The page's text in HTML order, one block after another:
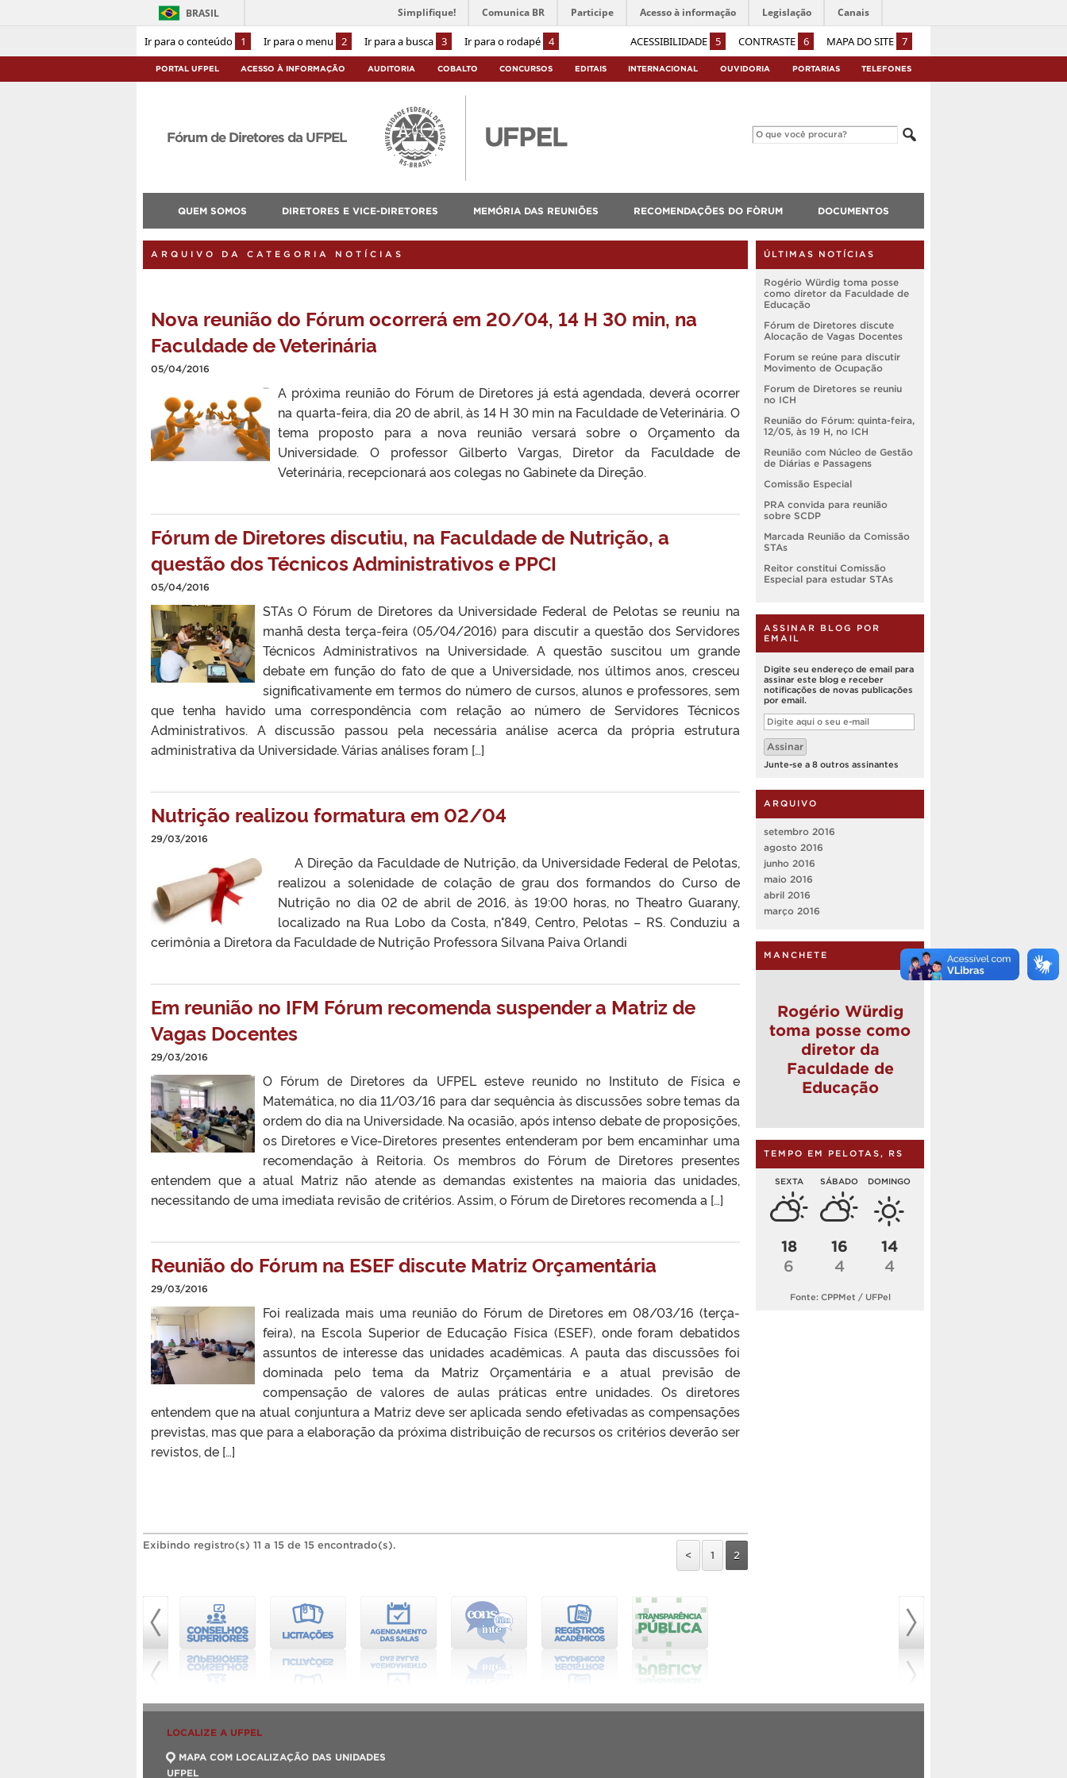
Ir para o conteúdo 1 Ir para o menu 2 Ir para a busca 3 Ir para o rodapé 4 ACESSIBILIDADE 5 CONTRASTE 6 MAPA DO SITE 7
BRASIL Simplifique! Comunica BR Participe Acesso à informação Legislação Canais
PORTAL UFPEL ACESSO À INFORMAÇÃO AUDITORIA COBALTO CONCURSOS EDITAIS INTERNACIONAL OUVIDORIA PORTARIAS TELEFONES
Fórum de Diretores da UFPEL
QUEM SOMOS DIRETORES E VICE-DIRETORES MEMÓRIA DAS REUNIÕES RECOMENDAÇÕES DO FÒRUM DOCUMENTOS
ARQUIVO DA CATEGORIA NOTÍCIAS
Nova reunião do Fórum ocorrerá em 20/04, 14 H 30 min, na
Faculdade de Veterinária
05/04/2016
A próxima reunião do Fórum de Diretores já está agendada, deverá ocorrer
na quarta-feira, dia 20 de abril, às 14 H 30 min na Faculdade de Veterinária. O
tema proposto para a nova reunião versará sobre o Orçamento da
Universidade. O professor Gilberto Vargas, Diretor da Faculdade de
Veterinária, recepcionará aos colegas no Gabinete da Direção.
Fórum de Diretores discutiu, na Faculdade de Nutrição, a
questão dos Técnicos Administrativos e PPCI
05/04/2016
STAs O Fórum de Diretores da Universidade Federal de Pelotas se reuniu na
manhã desta terça-feira (05/04/2016) para discutir a questão dos Servidores
Técnicos Administrativos na Universidade. A questão suscitou um grande
debate em função do fato de que a Universidade, nos últimos anos, cresceu
significativamente em termos do número de cursos, alunos e professores, sem
que tenha havido uma correspondência com relação ao número de Servidores Técnicos
Administrativos. A discussão passou pela necessária análise acerca da própria estrutura
administrativa da Universidade. Várias análises foram […]
Nutrição realizou formatura em 02/04
29/03/2016
A Direção da Faculdade de Nutrição, da Universidade Federal de Pelotas,
realizou a solenidade de colação de grau dos formandos do Curso de
Nutrição no dia 02 de abril de 2016, às 19:00 horas, no Theatro Guarany,
localizado na Rua Lobo da Costa, n°849, Centro, Pelotas – RS. Conduziu a
cerimônia a Diretora da Faculdade de Nutrição Professora Silvana Paiva Orlandi
Em reunião no IFM Fórum recomenda suspender a Matriz de
Vagas Docentes
29/03/2016
O Fórum de Diretores da UFPEL esteve reunido no Instituto de Física e
Matemática, no dia 11/03/16 para dar sequência às discussões sobre temas da
ordem do dia na Universidade. Na ocasião, após intenso debate de proposições,
os Diretores e Vice-Diretores presentes entenderam por bem encaminhar uma
recomendação à Reitoria. Os membros do Fórum de Diretores presentes
entendem que a atual Matriz não atende as demandas existentes na maioria das unidades,
necessitando de uma imediata revisão de critérios. Assim, o Fórum de Diretores recomenda a […]
Reunião do Fórum na ESEF discute Matriz Orçamentária
29/03/2016
Foi realizada mais uma reunião do Fórum de Diretores em 08/03/16 (terça-
feira), na Escola Superior de Educação Física (ESEF), onde foram debatidos
assuntos de interesse das unidades acadêmicas. A pauta das discussões foi
dominada pelo tema da Matriz Orçamentária e a atual previsão de
compensação de valores de aulas práticas entre unidades. Os diretores
entendem que na atual conjuntura a Matriz deve ser aplicada sendo efetivadas as compensações
previstas, mas que para a elaboração da próxima distribuição de recursos os critérios deverão ser
revistos, de […]
Exibindo registro(s) 11 a 15 de 15 encontrado(s).
<
1 2
ÚLTIMAS NOTÍCIAS
Rogério Würdig toma posse
como diretor da Faculdade de
Educação
Fórum de Diretores discute
Alocação de Vagas Docentes
Forum se reúne para discutir
Movimento de Ocupação
Forum de Diretores se reuniu
no ICH
Reunião do Fórum: quinta-feira,
12/05, às 19 H, no ICH
Reunião com Núcleo de Gestão
de Diárias e Passagens
Comissão Especial
PRA convida para reunião
sobre SCDP
Marcada Reunião da Comissão
STAs
Reitor constitui Comissão
Especial para estudar STAs
ASSINAR BLOG POR
EMAIL
Digite seu endereço de email para
assinar este blog e receber
notificações de novas publicações
por email.
Digite
aqui
o
seu
e-
mail
Assinar
Junte-se a 8 outros assinantes
ARQUIVO
setembro 2016
agosto 2016
junho 2016
maio 2016
abril 2016
março 2016
MANCHETE
Rogério Würdig
toma posse como
diretor da
Faculdade de
Educação
TEMPO EM PELOTAS, RS
SEXTA
18
6
SÁBADO
16
4
DOMINGO
14
4
Fonte: CPPMet / UFPel
LOCALIZE A UFPEL
MAPA COM LOCALIZAÇÃO DAS UNIDADES
UFPEL